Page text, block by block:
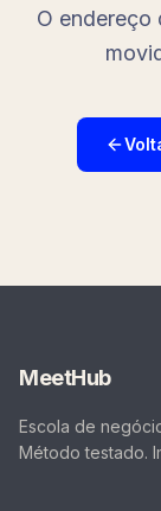
O endereço
MeetHub
Escola de
Método testado.